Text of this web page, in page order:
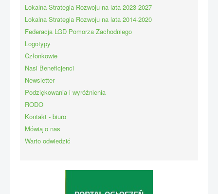
Lokalna Strategia Rozwoju na lata 2023-2027
Lokalna Strategia Rozwoju na lata 2014-2020
Federacja LGD Pomorza Zachodniego
Logotypy
Członkowie
Nasi Beneficjenci
Newsletter
Podziękowania i wyróżnienia
RODO
Kontakt - biuro
Mówią o nas
Warto odwiedzić